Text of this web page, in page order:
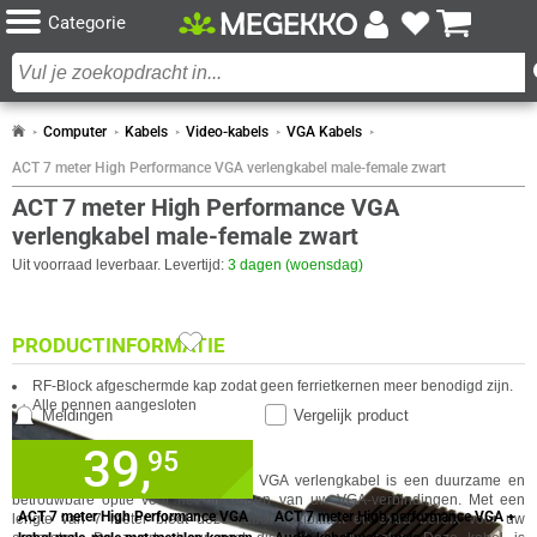
Categorie
Computer Kabels Video-kabels VGA Kabels
ACT 7 meter High Performance VGA verlengkabel male-female zwart
ACT 7 meter High Performance VGA
verlengkabel male-female zwart
Uit voorraad leverbaar. Levertijd: 3 dagen (woensdag)
De ACT 7 meter High Performance VGA verlengkabel is een duurzame en
betrouwbare optie voor het uitbreiden van uw VGA-verbindingen. Met een
lengte van 7 meter biedt deze kabel flexibiliteit en extra bereik voor uw
39,95
✓ 60 maanden garantie!
✓ Achteraf betalen!
Vergelijk product
Meldingen
GA NAAR
SPECIFICATIES
ALGEMEEN
PRODUCTINFORMATIE
RF-Block afgeschermde kap zodat geen ferrietkernen meer benodigd zijn.
Alle pennen aangesloten
VERGELIJKBARE PRODUCTEN
ACT 7 meter High Performance VGA
ACT 7 meter High performance VGA +